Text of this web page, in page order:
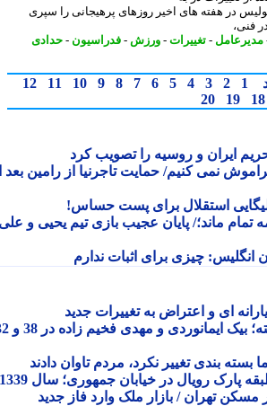
هفته های اخیر روزهای پرهیجانی را سپری
-تغییرات- ورزش -فدراسیون-حدادی
2
3
4
5
6
7
8
9
10
11
12
19
20
ایران و روسیه را تصویب کرد
نمی کنیم/ حمایت تاجرنیا از رامین بعد از
استقلال برای پست حساس!
ماند؛/ پایان عجیب بازی تیم یحیی و علی
چیزی برای اثبات ندارم
ای و اعتراض به تغییرات جدید
عکس| سفر به گذشته؛ بیک ایمانوردی و مهدی فخیم زاده در 38 و 32
بندی تغییر نکرد، مردم تاوان دادند
رویال در خیابان جمهوری؛ سال 1339
تهران / بازار ملک وارد فاز جدید